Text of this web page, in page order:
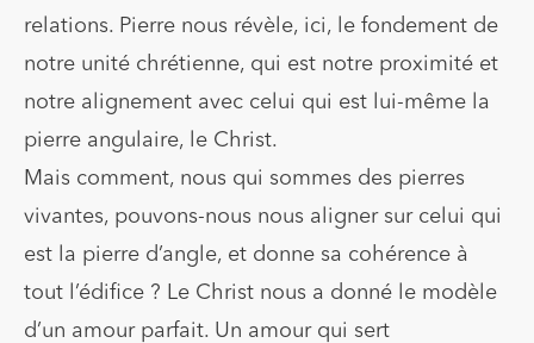
relations. Pierre nous révèle, ici, le fondement de
notre unité chrétienne, qui est notre proximité et
notre alignement avec celui qui est lui-même la
pierre angulaire, le Christ.
Mais comment, nous qui sommes des pierres
vivantes, pouvons-nous nous aligner sur celui qui
est la pierre d’angle, et donne sa cohérence à
tout l’édifice ? Le Christ nous a donné le modèle
d’un amour parfait. Un amour qui sert